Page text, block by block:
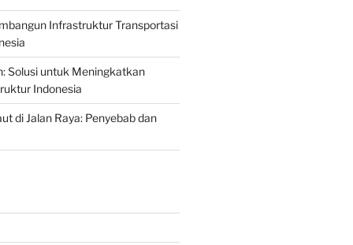
Infrastruktur Transportasi
Solusi untuk Meningkatkan
Indonesia
di Jalan Raya: Penyebab dan